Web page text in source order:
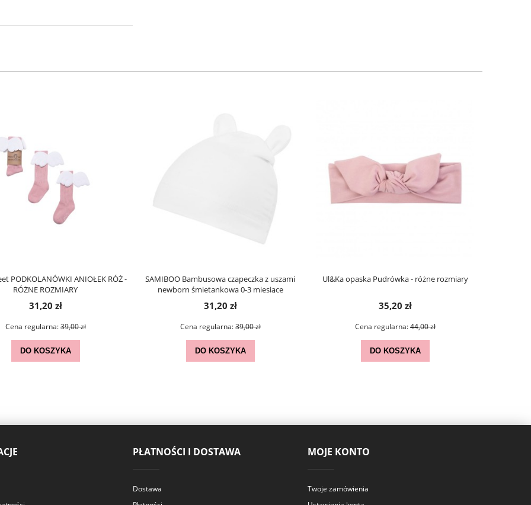
PODKOLANÓWKI ANIOŁEK RÓŻ -
RÓŻNE ROZMIARY
31,20 zł
Cena regularna:39,00 zł
DO KOSZYKA
SAMIBOO Bambusowa czapeczka z uszami
newborn śmietankowa 0-3 miesiące
31,20 zł
Cena regularna:39,00 zł
DO KOSZYKA
Ul&Ka opaska Pudrówka - różne rozmiary
35,20 zł
Cena regularna:44,00 zł
DO KOSZYKA
PŁATNOŚCI I DOSTAWA
Dostawa
MOJE KONTO
Twoje zamówienia